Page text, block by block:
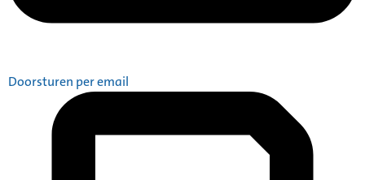
Doorsturen per email